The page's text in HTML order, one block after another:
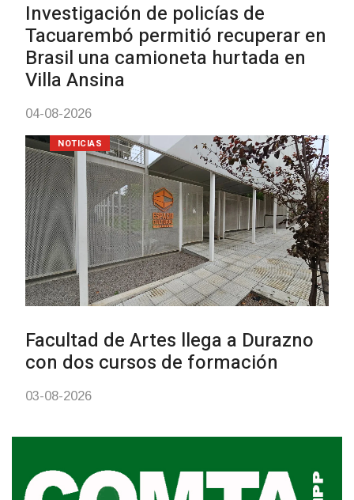
31-07-2026